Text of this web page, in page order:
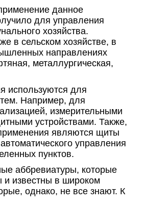
данное
для управления
хозяйства.
в сельском хозяйстве, в
направлениях
металлургическая,
используются для
Например, для
измерительными
устройствами. Также,
являются щиты
управления
пунктов.
аббревиатуры, которые
и известны в широком
однако, не все знают. К